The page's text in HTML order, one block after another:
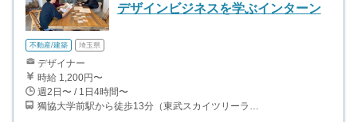
デザインビジネスを学ぶインターン
不動産/建築 埼玉県
デザイナー
時給 1,200円〜
週2日〜 / 1日4時間〜